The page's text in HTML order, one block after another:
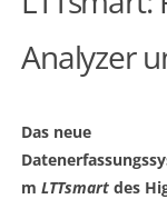
Analyzer
Das neue
m LTTsmartdes